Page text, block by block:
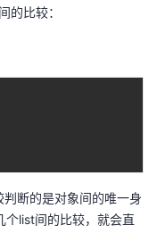
的比较：
断的是对象间的唯一身
个list间的比较，就会直